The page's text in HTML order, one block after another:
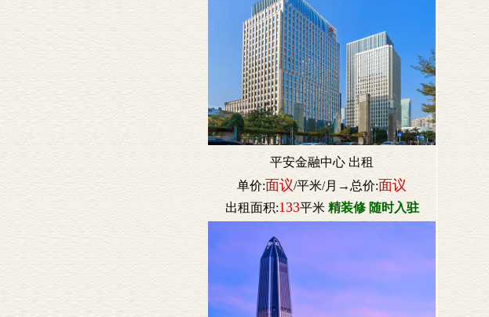
平安金融中心 出租
单价:面议/平米/月→总价:面议
出租面积:133平米 精装修 随时入驻